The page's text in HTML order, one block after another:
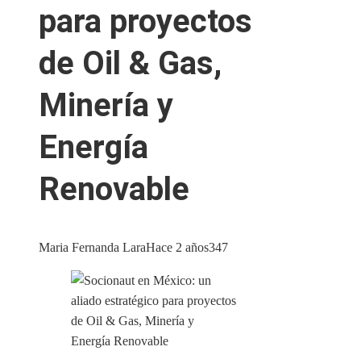
para proyectos
de Oil & Gas,
Minería y
Energía
Renovable
Maria Fernanda LaraHace 2 años347